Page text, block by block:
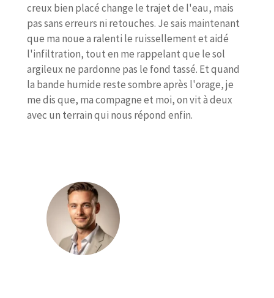
creux bien placé change le trajet de l'eau, mais
pas sans erreurs ni retouches. Je sais maintenant
que ma noue a ralenti le ruissellement et aidé
l'infiltration, tout en me rappelant que le sol
argileux ne pardonne pas le fond tassé. Et quand
la bande humide reste sombre après l'orage, je
me dis que, ma compagne et moi, on vit à deux
avec un terrain qui nous répond enfin.